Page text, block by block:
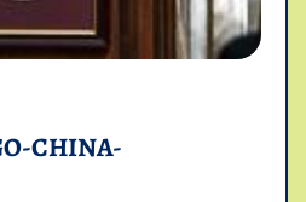
CHINA-